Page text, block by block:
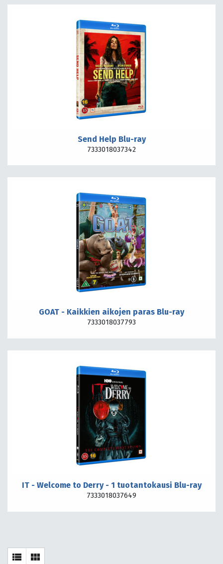
Send Help Blu-ray
7333018037342
GOAT - Kaikkien aikojen paras Blu-ray
7333018037793
IT - Welcome to Derry - 1 tuotantokausi Blu-ray
7333018037649
view_list view_module